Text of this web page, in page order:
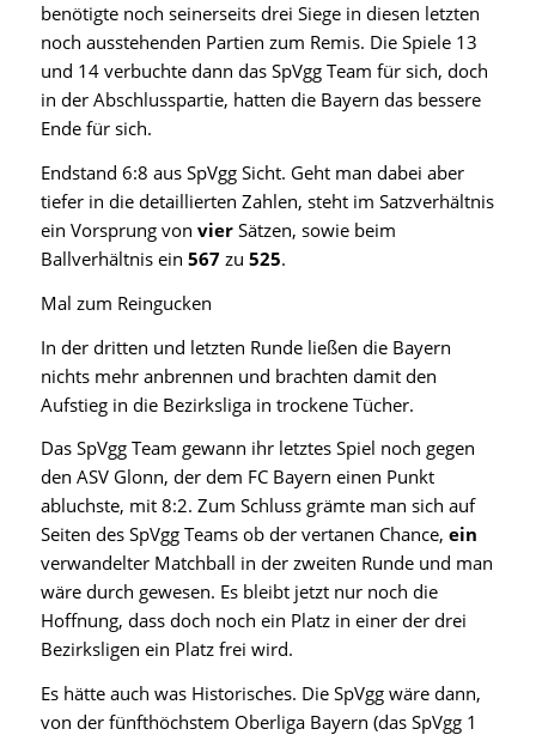
benötigte noch seinerseits drei Siege in diesen letzten
noch ausstehenden Partien zum Remis. Die Spiele 13
und 14 verbuchte dann das SpVgg Team für sich, doch
in der Abschlusspartie, hatten die Bayern das bessere
Ende für sich.
Endstand 6:8 aus SpVgg Sicht. Geht man dabei aber
tiefer in die detaillierten Zahlen, steht im Satzverhältnis
ein Vorsprung von vier Sätzen, sowie beim
Ballverhältnis ein 567 zu 525.
Mal zum Reingucken
In der dritten und letzten Runde ließen die Bayern
nichts mehr anbrennen und brachten damit den
Aufstieg in die Bezirksliga in trockene Tücher.
Das SpVgg Team gewann ihr letztes Spiel noch gegen
den ASV Glonn, der dem FC Bayern einen Punkt
abluchste, mit 8:2. Zum Schluss grämte man sich auf
Seiten des SpVgg Teams ob der vertanen Chance, ein
verwandelter Matchball in der zweiten Runde und man
wäre durch gewesen. Es bleibt jetzt nur noch die
Hoffnung, dass doch noch ein Platz in einer der drei
Bezirksligen ein Platz frei wird.
Es hätte auch was Historisches. Die SpVgg wäre dann,
von der fünfthöchstem Oberliga Bayern (das SpVgg 1